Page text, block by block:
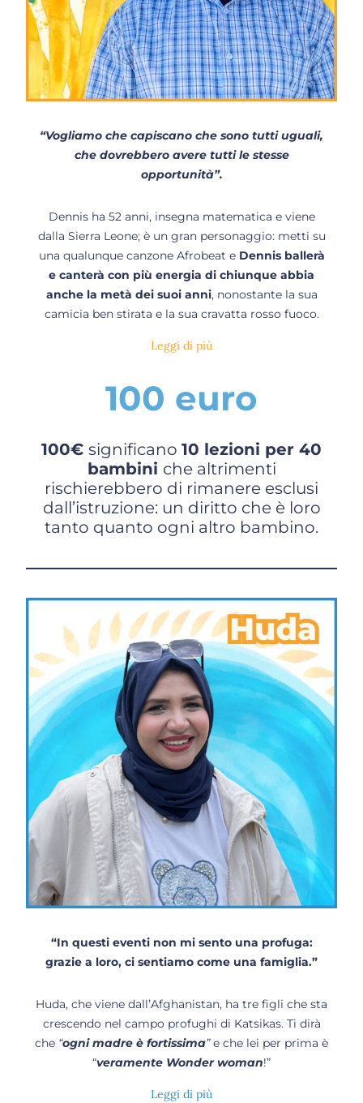
“Vogliamo che capiscano che sono tutti uguali,
che dovrebbero avere tutti le stesse
opportunità”.
Dennis ha 52 anni, insegna matematica e viene
dalla Sierra Leone; è un gran personaggio: metti su
una qualunque canzone Afrobeat e Dennis ballerà
e canterà con più energia di chiunque abbia
anche la metà dei suoi anni, nonostante la sua
camicia ben stirata e la sua cravatta rosso fuoco.
Leggi di più
100 euro
100€ significano 10 lezioni per 40
bambini che altrimenti
rischierebbero di rimanere esclusi
dall’istruzione: un diritto che è loro
tanto quanto ogni altro bambino.
“In questi eventi non mi sento una profuga:
grazie a loro, ci sentiamo come una famiglia.”
Huda, che viene dall’Afghanistan, ha tre figli che sta
crescendo nel campo profughi di Katsikas. Ti dirà
che “ogni madre è fortissima”e che lei per prima è
“veramente Wonder woman!”
Leggi di più